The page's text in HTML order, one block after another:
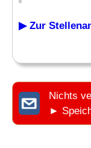
▶ Zur
Nichts
►